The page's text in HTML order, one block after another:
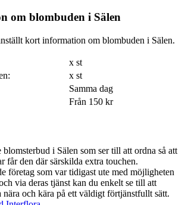
om blombuden i Sälen
kort information om blombuden i Sälen.
x st
x st
Samma dag
Från 150 kr
i Sälen som ser till att ordna så att
får den där särskilda extra touchen.
företag som var tidigast ute med möjligheten
via deras tjänst kan du enkelt se till att
nära och kära på ett väldigt förtjänstfullt sätt.